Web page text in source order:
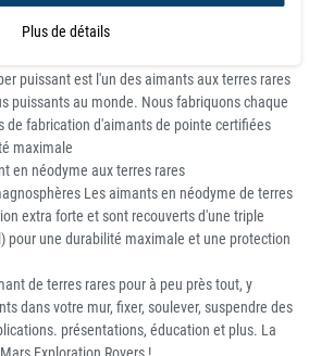
le jeter complètement. Les éclats sont
avalés, ils peuvent causer de graves
puissant est l'un des aimants aux terres rares
puissants au monde. Nous fabriquons chaque
de fabrication d'aimants de pointe certifiées
maximale
en néodyme aux terres rares
Les aimants en néodyme de terres
extra forte et sont recouverts d'une triple
pour une durabilité maximale et une protection
de terres rares pour à peu près tout, y
dans votre mur, fixer, soulever, suspendre des
présentations, éducation et plus. La
Plus de détails